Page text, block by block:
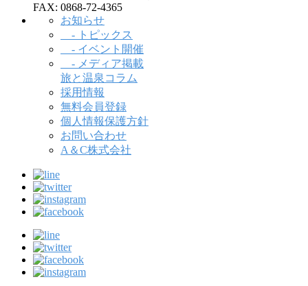
FAX: 0868-72-4365
お知らせ
- トピックス
- イベント開催
- メディア掲載
旅と温泉コラム
採用情報
無料会員登録
個人情報保護方針
お問い合わせ
A＆C株式会社